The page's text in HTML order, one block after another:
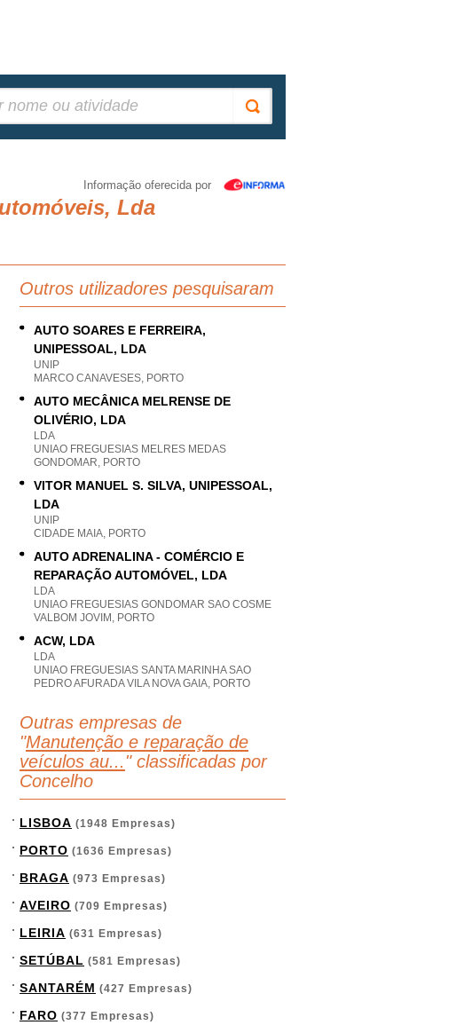
Informação oferecida por
Lda
Outros utilizadores pesquisaram
AUTO SOARES E FERREIRA,
UNIPESSOAL, LDA
UNIP
MARCO CANAVESES, PORTO
AUTO MECÂNICA MELRENSE DE
OLIVÉRIO, LDA
LDA
UNIAO FREGUESIAS MELRES MEDAS
GONDOMAR, PORTO
VITOR MANUEL S. SILVA, UNIPESSOAL,
LDA
UNIP
CIDADE MAIA, PORTO
AUTO ADRENALINA - COMÉRCIO E
REPARAÇÃO AUTOMÓVEL, LDA
LDA
UNIAO FREGUESIAS GONDOMAR SAO COSME
VALBOM JOVIM, PORTO
ACW, LDA
LDA
UNIAO FREGUESIAS SANTA MARINHA SAO
PEDRO AFURADA VILA NOVA GAIA, PORTO
Outras empresas de
"Manutenção e reparação de
veículos au... " classificadas por
Concelho
LISBOA (1948 Empresas)
PORTO (1636 Empresas)
BRAGA (973 Empresas)
AVEIRO (709 Empresas)
LEIRIA (631 Empresas)
SETÚBAL (581 Empresas)
SANTARÉM (427 Empresas)
FARO (377 Empresas)